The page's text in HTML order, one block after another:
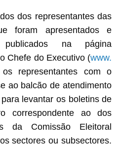
dos representantes das
foram apresentados e
publicados na página
Chefe do Executivo (www.
representantes com o
ao balcão de atendimento
levantar os boletins de
correspondente ao dos
da Comissão Eleitoral
sectores ou subsectores.